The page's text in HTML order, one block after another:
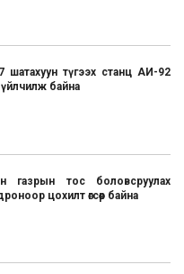
шатахуун түгээх станц АИ-92
байна
газрын тос боловсруулах
цохилт өгсөөр байна